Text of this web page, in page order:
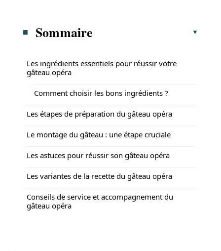
Sommaire
Les ingrédients essentiels pour réussir votre
gâteau opéra
Comment choisir les bons ingrédients ?
Les étapes de préparation du gâteau opéra
Le montage du gâteau : une étape cruciale
Les astuces pour réussir son gâteau opéra
Les variantes de la recette du gâteau opéra
Conseils de service et accompagnement du
gâteau opéra